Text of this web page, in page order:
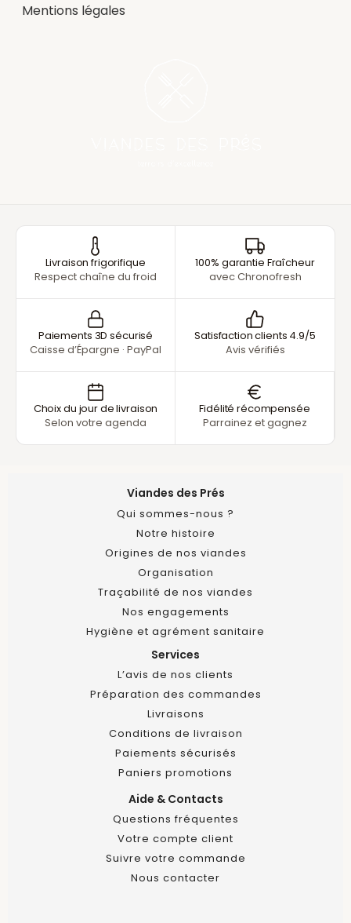
Mentions légales
Livraison frigorifique
Respect chaîne du froid
100% garantie Fraîcheur
avec Chronofresh
Paiements 3D sécurisé
Caisse d’Épargne · PayPal
Satisfaction clients 4.9/5
Avis vérifiés
Choix du jour de livraison
Selon votre agenda
Fidélité récompensée
Parrainez et gagnez
Viandes des Prés
Qui sommes-nous ?
Notre histoire
Origines de nos viandes
Organisation
Traçabilité de nos viandes
Nos engagements
Hygiène et agrément sanitaire
Services
L’avis de nos clients
Préparation des commandes
Livraisons
Conditions de livraison
Paiements sécurisés
Paniers promotions
Aide & Contacts
Questions fréquentes
Votre compte client
Suivre votre commande
Nous contacter